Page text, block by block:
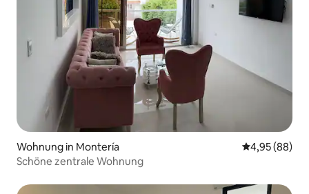
Wohnung in Montería
4,95 (88)
Schöne zentrale Wohnung